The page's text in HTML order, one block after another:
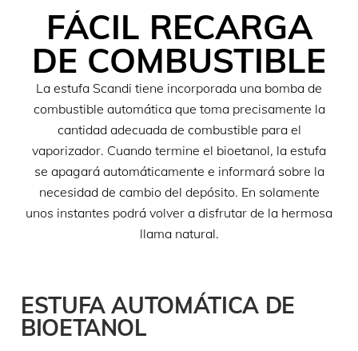
FÁCIL RECARGA
DE COMBUSTIBLE
La estufa Scandi tiene incorporada una bomba de
combustible automática que toma precisamente la
cantidad adecuada de combustible para el
vaporizador. Cuando termine el bioetanol, la estufa
se apagará automáticamente e informará sobre la
necesidad de cambio del depósito. En solamente
unos instantes podrá volver a disfrutar de la hermosa
llama natural.
ESTUFA AUTOMÁTICA DE
BIOETANOL